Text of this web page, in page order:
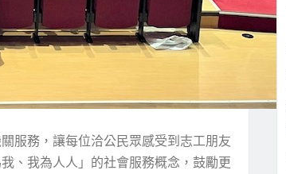
服務，讓每位洽公民眾感受到志工朋友
、我為人人」的社會服務概念，鼓勵更